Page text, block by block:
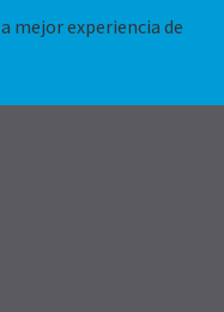
mejor experiencia de